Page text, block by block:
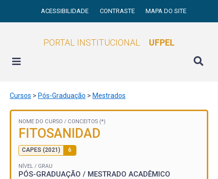
ACESSIBILIDADE CONTRASTE MAPA DO SITE
PORTAL INSTITUCIONAL UFPEL
Cursos > Pós-Graduação > Mestrados
NOME DO CURSO / CONCEITOS (*)
FITOSANIDAD
CAPES (2021) 6
NÍVEL / GRAU
PÓS-GRADUAÇÃO / MESTRADO ACADÊMICO